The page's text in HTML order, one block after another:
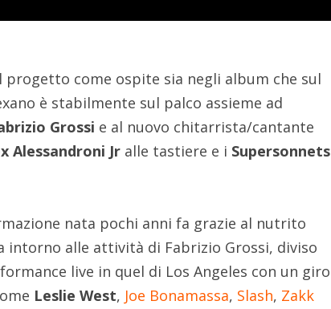
come ospite sia negli album che sul
è stabilmente sul palco assieme ad
Grossi e al nuovo chitarrista/cantante
Alessandroni Jr alle tastiere e i Supersonnets
nata pochi anni fa grazie al nutrito
alle attività di Fabrizio Grossi, diviso
live in quel di Los Angeles con un giro
Leslie West, Joe Bonamassa, Slash, Zakk